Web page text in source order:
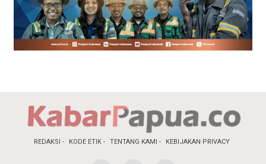
REDAKSI KODE ETIK TENTANG KAMI KEBIJAKAN PRIVACY